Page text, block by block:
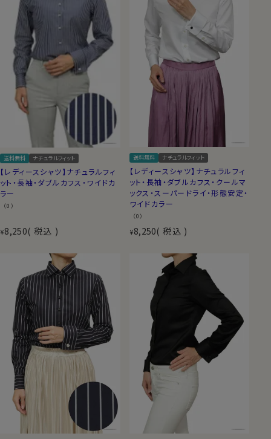
送料無料 ナチュラルフィット
【レディースシャツ】ナチュラルフィ
ット・長袖・ダブルカフス・ワイドカ
ラー
（0）
¥8,250 税込
送料無料 ナチュラルフィット
【レディースシャツ】ナチュラルフィ
ット・長袖・ダブルカフス・クールマ
ックス・スーパードライ・形態安定・
ワイドカラー
（0）
¥8,250 税込